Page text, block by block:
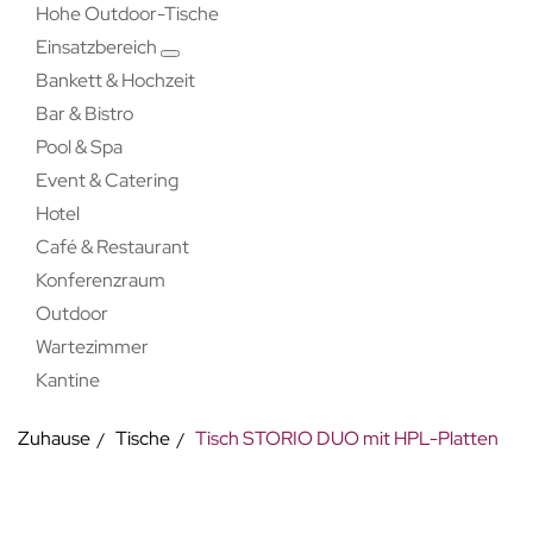
Hohe Outdoor-Tische
Einsatzbereich
Bankett & Hochzeit
Bar & Bistro
Pool & Spa
Event & Catering
Hotel
Café & Restaurant
Konferenzraum
Outdoor
Wartezimmer
Kantine
Zuhause Tische Tisch STORIO DUO mit HPL-Platten